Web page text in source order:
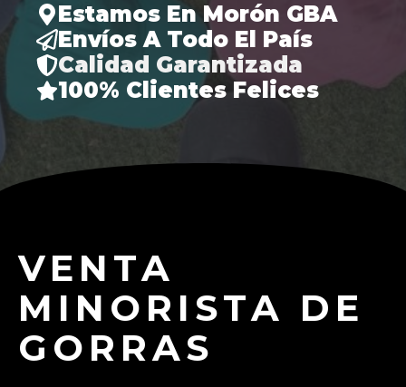
Estamos En Morón GBA
Envíos A Todo El País
Calidad Garantizada
100% Clientes Felices
VENTA
MINORISTA DE
GORRAS